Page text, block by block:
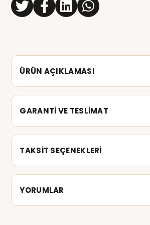
ÜRÜN AÇIKLAMASI
GARANTİ VE TESLİMAT
TAKSİT SEÇENEKLERİ
YORUMLAR